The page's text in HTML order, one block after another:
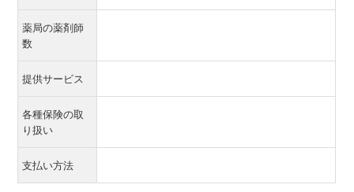
薬局の薬剤師
数
提供サービス
各種保険の取
り扱い
支払い方法